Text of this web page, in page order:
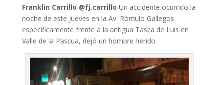
Franklin Carrillo @fj.carrillo Un accidente ocurrido la
noche de este jueves en la Av. Rómulo Gallegos
específicamente frente a la antigua Tasca de Luis en
Valle de la Pascua, dejó un hombre herido.